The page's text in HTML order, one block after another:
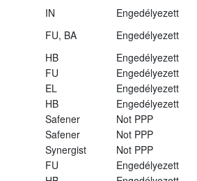
IN
Engedélyezett
FU, BA
Engedélyezett
HB
Engedélyezett
FU
Engedélyezett
EL
Engedélyezett
HB
Engedélyezett
Safener
Not PPP
Safener
Not PPP
Synergist
Not PPP
FU
Engedélyezett